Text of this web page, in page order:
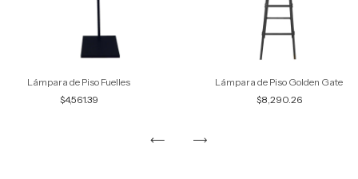
Lámpara de Piso Fuelles
$4,561.39
Lámpara de Piso Golden Gate
$8,290.26